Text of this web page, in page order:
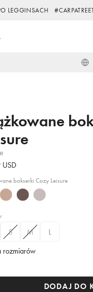
LEGGINSACH
bokserki Cozy Leisure
Light
beżowe
Coffee Taupe
S M
L
rozmiarów
DODAJ DO